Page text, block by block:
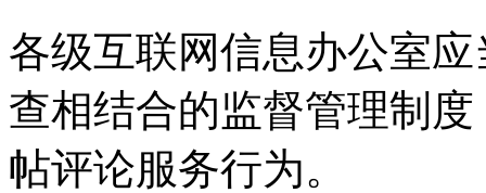
各级互联网信息办公室
查相结合的监督管理制
帖评论服务行为。